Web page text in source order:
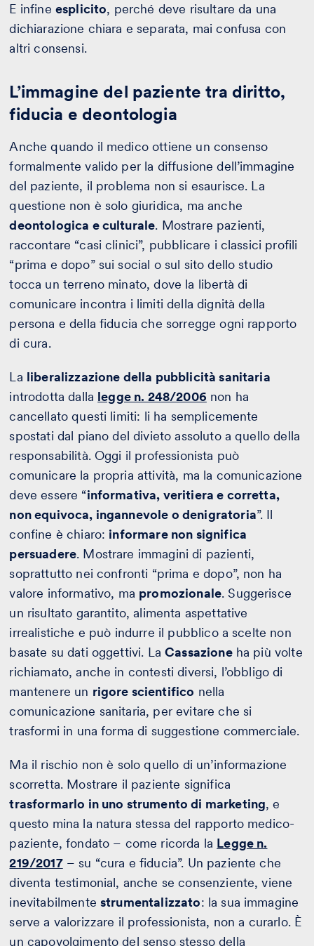
E infine esplicito, perché deve risultare da una
dichiarazione chiara e separata, mai confusa con
altri consensi.
L’immagine del paziente tra diritto,
fiducia e deontologia
Anche quando il medico ottiene un consenso
formalmente valido per la diffusione dell’immagine
del paziente, il problema non si esaurisce. La
questione non è solo giuridica, ma anche
deontologica e culturale. Mostrare pazienti,
raccontare “casi clinici”, pubblicare i classici profili
“prima e dopo” sui social o sul sito dello studio
tocca un terreno minato, dove la libertà di
comunicare incontra i limiti della dignità della
persona e della fiducia che sorregge ogni rapporto
di cura.
La liberalizzazione della pubblicità sanitaria
introdotta dalla legge n. 248/2006 non ha
cancellato questi limiti: li ha semplicemente
spostati dal piano del divieto assoluto a quello della
responsabilità. Oggi il professionista può
comunicare la propria attività, ma la comunicazione
deve essere “informativa, veritiera e corretta,
non equivoca, ingannevole o denigratoria”. Il
confine è chiaro: informare non significa
persuadere. Mostrare immagini di pazienti,
soprattutto nei confronti “prima e dopo”, non ha
valore informativo, ma promozionale. Suggerisce
un risultato garantito, alimenta aspettative
irrealistiche e può indurre il pubblico a scelte non
basate su dati oggettivi. LaCassazioneha più volte
richiamato, anche in contesti diversi, l’obbligo di
mantenere un rigore scientifico nella
comunicazione sanitaria, per evitare che si
trasformi in una forma di suggestione commerciale.
Ma il rischio non è solo quello di un’informazione
scorretta. Mostrare il paziente significa
trasformarlo in uno strumento di marketing, e
questo mina la natura stessa del rapporto medico-
paziente, fondato – come ricorda la Legge n.
219/2017– su “cura e fiducia”. Un paziente che
diventa testimonial, anche se consenziente, viene
inevitabilmente strumentalizzato: la sua immagine
serve a valorizzare il professionista, non a curarlo. È
un capovolgimento del senso stesso della